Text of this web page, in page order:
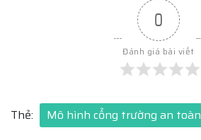
0
Đánh giá bài viết
Thẻ: Mô hình cổng trường an toàn